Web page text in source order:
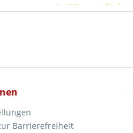
In Kürze verfügbar
Barrierefreiheit